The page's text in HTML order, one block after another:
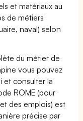
et matériaux au
de métiers
naval) selon
du métier de
vous pouvez
et consulter la
ROME (pour
des emplois) est
précise par